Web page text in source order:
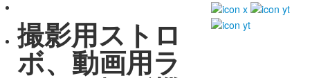
撮影用ストロ
ボ、動画用ラ